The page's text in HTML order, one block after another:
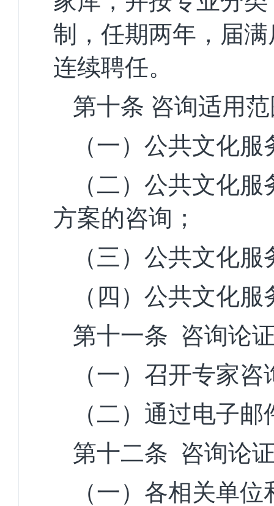
制，任期两年，届
连续聘任。
第十条 咨询适用
（一）公共文化
（二）公共文化
方案的咨询；
（三）公共文化
（四）公共文化
第十一条 咨询论
（一）召开专家
（二）通过电子
第十二条 咨询论
（一）各相关单